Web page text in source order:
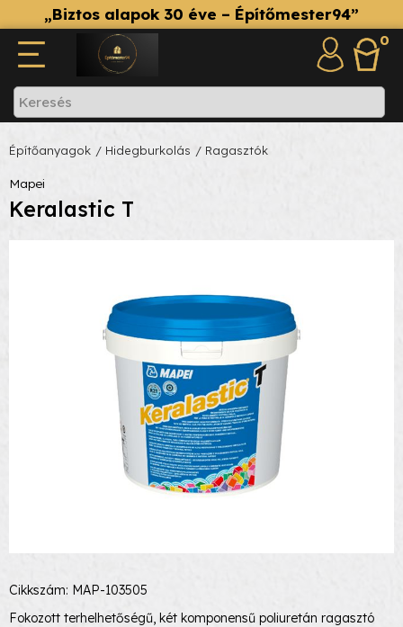
„Biztos alapok 30 éve – Építőmester94”
0
Építőanyagok / Hidegburkolás / Ragasztók
Mapei
Keralastic T
Cikkszám: MAP-103505
Fokozott terhelhetőségű, két komponensű poliuretán ragasztó